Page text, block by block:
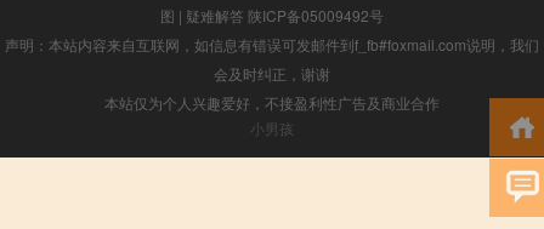
图 | 疑难解答 陕ICP备05009492号
声明：本站内容来自互联网，如信息有错误可发邮件到f_fb#foxmail.com说明，我们
会及时纠正，谢谢
本站仅为个人兴趣爱好，不接盈利性广告及商业合作
小男孩